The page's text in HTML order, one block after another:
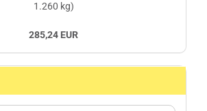
1.260 kg)
285,24 EUR